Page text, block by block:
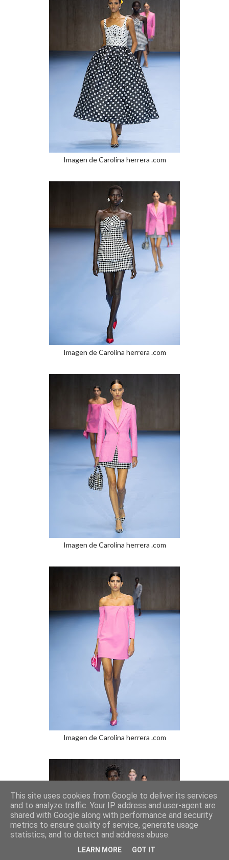
Imagen de Carolina herrera .com
Imagen de Carolina herrera .com
Imagen de Carolina herrera .com
Imagen de Carolina herrera .com
This site uses cookies from Google to deliver its services
and to analyze traffic. Your IP address and user-agent are
shared with Google along with performance and security
metrics to ensure quality of service, generate usage
statistics, and to detect and address abuse.
LEARN MORE GOT IT